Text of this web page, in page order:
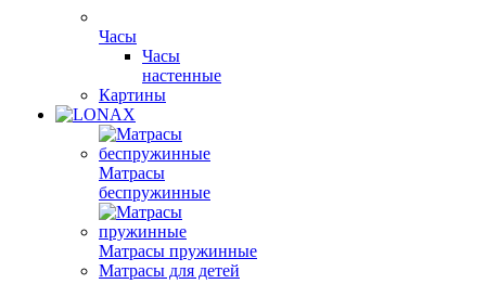
Часы
Часы
настенные
Картины
Матрасы
беспружинные
Матрасы пружинные
Матрасы для детей